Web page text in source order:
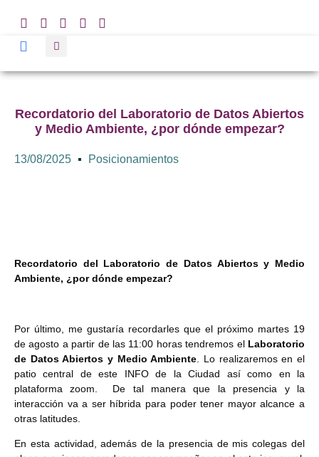
Recordatorio del Laboratorio de Datos Abiertos
y Medio Ambiente, ¿por dónde empezar?
13/08/2025 Posicionamientos
Recordatorio del Laboratorio de Datos Abiertos y Medio
Ambiente, ¿por dónde empezar?
Por último, me gustaría recordarles que el próximo martes 19
de agosto a partir de las 11:00 horas tendremos el Laboratorio
de Datos Abiertos y Medio Ambiente . Lo realizaremos en el
patio central de este INFO de la Ciudad así como en la
plataforma zoom. De tal manera que la presencia y la
interacción va a ser híbrida para poder tener mayor alcance a
otras latitudes.
En esta actividad, además de la presencia de mis colegas del